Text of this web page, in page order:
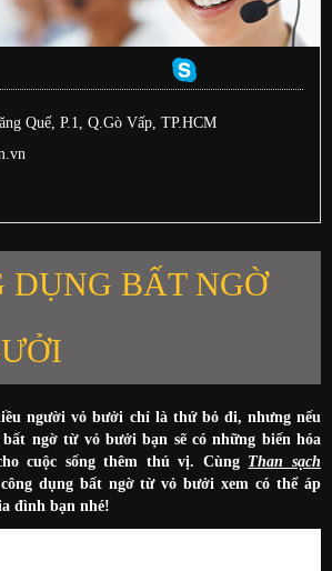
Quế, P.1, Q.Gò Vấp, TP.HCM
DỤNG BẤT NGỜ
người vỏ bưởi chỉ là thứ bỏ đi, nhưng nếu
ngờ từ vỏ bưởi bạn sẽ có những biến hóa
cuộc sống thêm thú vị. Cùng Than sạch
dụng bất ngờ từ vỏ bưởi xem có thể áp
đình bạn nhé!